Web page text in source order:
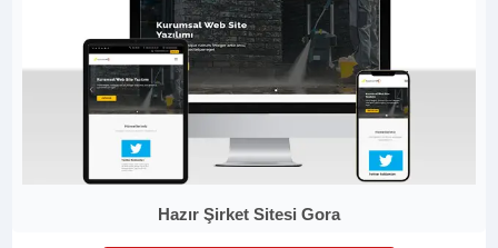
Hazır Şirket Sitesi Gora